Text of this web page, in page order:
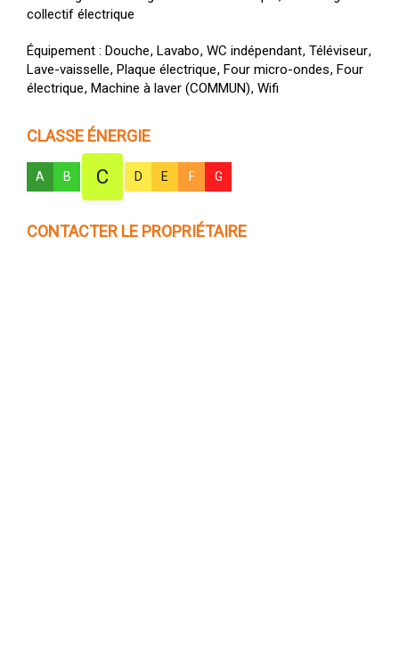
collectif électrique
Équipement Douche Lavabo WC indépendant Téléviseur
Lave-vaisselle Plaque électrique Four micro-ondes Four
électrique Machine à laver (COMMUN) Wifi
CLASSE ÉNERGIE
A B C D E F G
CONTACTER LE PROPRIÉTAIRE